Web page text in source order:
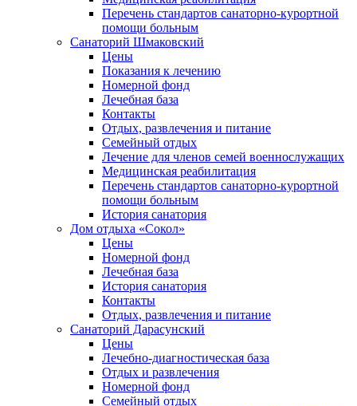
Перечень стандартов санаторно-курортной
помощи больным
Санаторий Шмаковский
Цены
Показания к лечению
Номерной фонд
Лечебная база
Контакты
Отдых, развлечения и питание
Семейный отдых
Лечение для членов семей военнослужащих
Медицинская реабилитация
Перечень стандартов санаторно-курортной
помощи больным
История санатория
Дом отдыха «Сокол»
Цены
Номерной фонд
Лечебная база
История санатория
Контакты
Отдых, развлечения и питание
Санаторий Дарасунский
Цены
Лечебно-диагностическая база
Отдых и развлечения
Номерной фонд
Семейный отдых